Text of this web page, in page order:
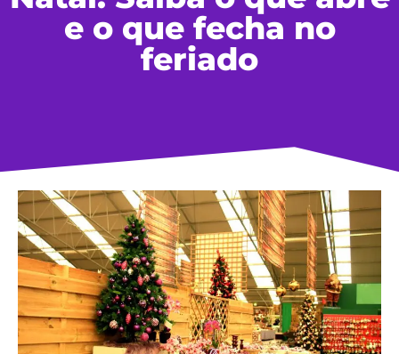
e o que fecha no
feriado